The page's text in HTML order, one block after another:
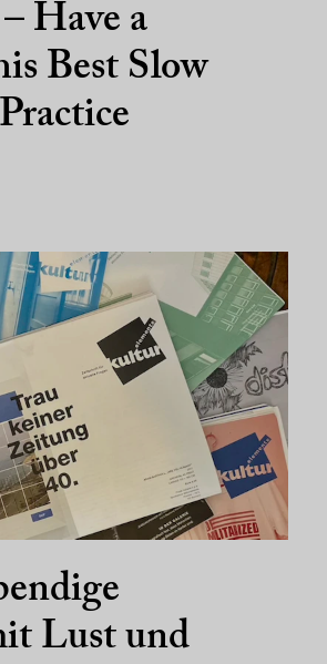
Have a
Best Slow
Lust und